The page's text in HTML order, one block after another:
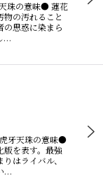
珠の意味● 蓮花
物の汚れること
の思惑に染まら
…
牙天珠の意味●
版を表す。最強
はライバル、
…